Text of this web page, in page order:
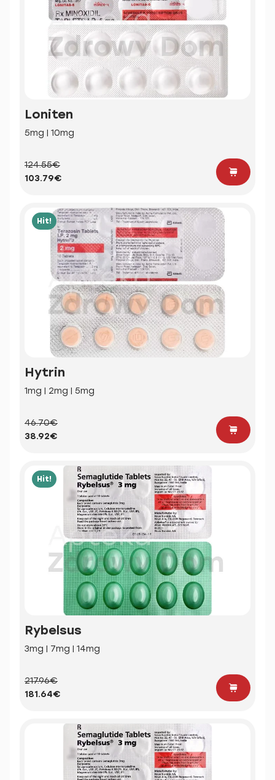
Loniten
5mg | 10mg
124.55€
103.79€
Hit!
Hytrin
1mg | 2mg | 5mg
46.70€
38.92€
Hit!
Rybelsus
3mg | 7mg | 14mg
217.96€
181.64€